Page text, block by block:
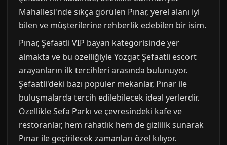
Mahallesi'nde sıkça görülen Pınar, yerel alanı iyi
bilen ve müşterilerine rehberlik edebilen bir isim.
Pınar, Şefaatli VIP bayan kategorisinde yer
almakta ve bu özelliğiyle Yozgat Şefaatli escort
arayanların ilk tercihleri arasında bulunuyor.
Şefaatli'deki bazı popüler mekanlar, Pınar ile
buluşmalarda tercih edilebilecek ideal yerlerdir.
Özellikle Sefa Parkı ve çevresindeki kafe ve
restoranlar, hem rahatlık hem de gizlilik sunarak
Pınar ile geçirilecek zamanları özel kılıyor.